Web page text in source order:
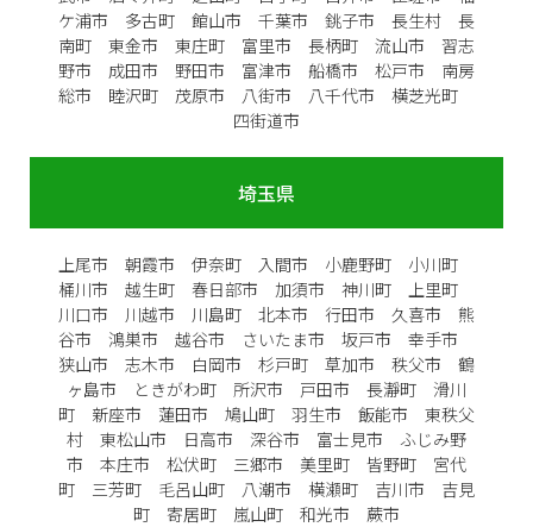
ケ浦市 多古町 館山市 千葉市 銚子市 長生村 長
南町 東金市 東庄町 富里市 長柄町 流山市 習志
野市 成田市 野田市 富津市 船橋市 松戸市 南房
総市 睦沢町 茂原市 八街市 八千代市 横芝光町
四街道市
埼玉県
上尾市 朝霞市 伊奈町 入間市 小鹿野町 小川町
桶川市 越生町 春日部市 加須市 神川町 上里町
川口市 川越市 川島町 北本市 行田市 久喜市 熊
谷市 鴻巣市 越谷市 さいたま市 坂戸市 幸手市
狭山市 志木市 白岡市 杉戸町 草加市 秩父市 鶴
ヶ島市 ときがわ町 所沢市 戸田市 長瀞町 滑川
町 新座市 蓮田市 鳩山町 羽生市 飯能市 東秩父
村 東松山市 日高市 深谷市 富士見市 ふじみ野
市 本庄市 松伏町 三郷市 美里町 皆野町 宮代
町 三芳町 毛呂山町 八潮市 横瀬町 吉川市 吉見
町 寄居町 嵐山町 和光市 蕨市